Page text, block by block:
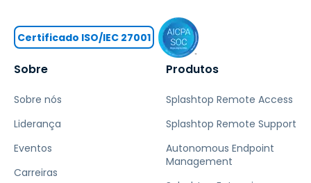
Sobre
Sobre nós
Liderança
Eventos
Carreiras
Produtos
Splashtop Remote Access
Splashtop Remote Support
Autonomous Endpoint
Management
Certificado ISO/IEC 27001